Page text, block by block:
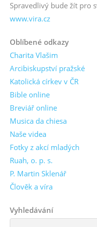
Spravedlivý bude žít pro
www.vira.cz
Oblíbené odkazy
Charita Vlašim
Arcibiskupství pražské
Katolická církev v ČR
Bible online
Breviář online
Musica da chiesa
Naše videa
Fotky z akcí mladých
Ruah, o. p. s.
P. Martin Sklenář
Člověk a víra
Vyhledávání